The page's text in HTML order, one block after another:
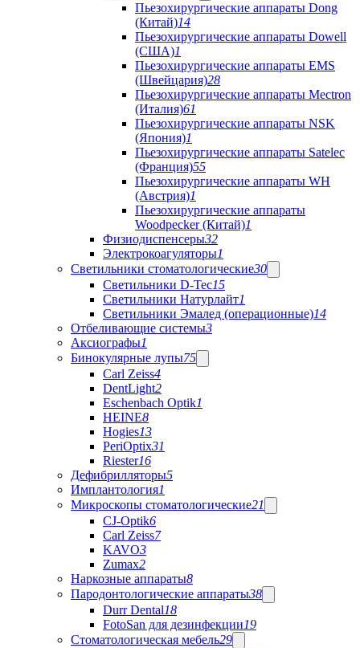
Пьезохирургические аппараты Dong
(Китай)14
Пьезохирургические аппараты Dowell
(США)1
Пьезохирургические аппараты EMS
(Швейцария)28
Пьезохирургические аппараты Mectron
(Италия)61
Пьезохирургические аппараты NSK
(Япония)1
Пьезохирургические аппараты Satelec
(Франция)55
Пьезохирургические аппараты WH
(Австрия)1
Пьезохирургические аппараты
Woodpecker (Китай)1
Физиодиспенсеры32
Электрокоагуляторы1
Светильники стоматологические30
Светильники D-Tec15
Светильники Натурлайт1
Светильники Эмалед (операционные)14
Отбеливающие системы3
Аксиографы1
Бинокулярные лупы75
Carl Zeiss4
DentLight2
Eschenbach Optik1
HEINE8
Hogies13
PeriOptix31
Riester16
Дефибрилляторы5
Имплантология1
Микроскопы стоматологические21
CJ-Optik6
Carl Zeiss7
KAVO3
Zumax2
Наркозные аппараты8
Пародонтологические аппараты38
Durr Dental18
FotoSan для дезинфекции19
Стоматологическая мебель29